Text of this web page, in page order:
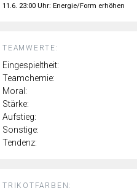
TRIKOTFARBEN:
TEAMWERTE:
Eingespieltheit:
Teamchemie:
Moral:
Stärke:
Aufstieg:
Sonstige:
Tendenz:
11.6. 23:00 Uhr: Energie/Form erhöhen